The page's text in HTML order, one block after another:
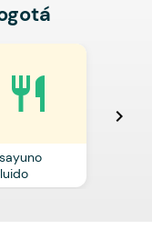
restaurant
chevron_right